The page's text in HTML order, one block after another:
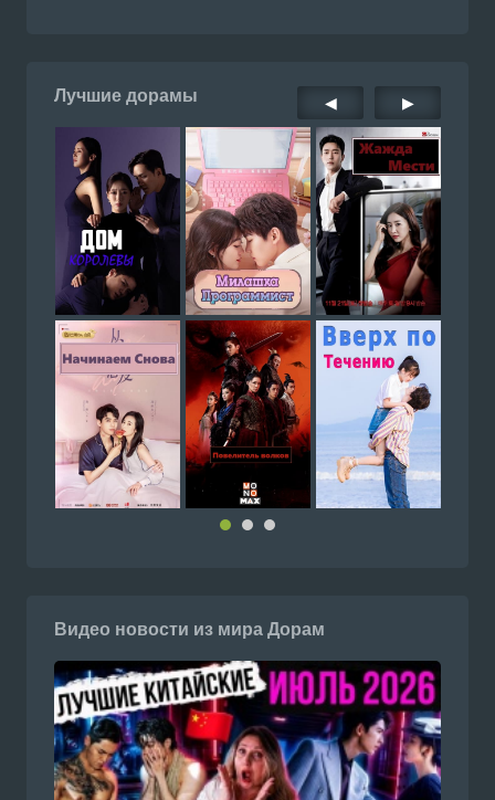
Лучшие дорамы ◀ ▶
Видео новости из мира Дорам